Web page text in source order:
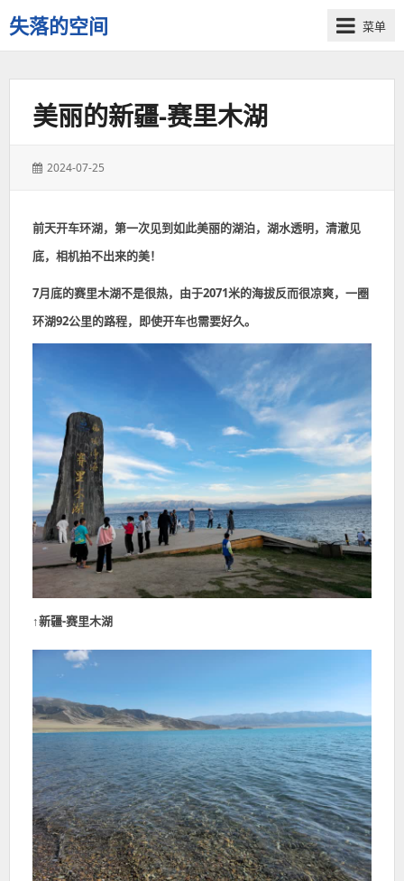
失落的空间 菜单
美丽的新疆-赛里木湖
发
2024-07-25
前天开车环湖，第一次见到如此美丽的湖泊，湖水透明，清澈见
底，相机拍不出来的美！
7月底的赛里木湖不是很热，由于2071米的海拔反而很凉爽，一圈
环湖92公里的路程，即使开车也需要好久。
↑新疆-赛里木湖